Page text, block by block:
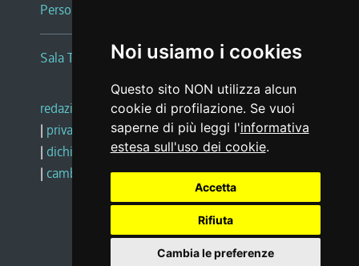
Noi usiamo i cookies
Questo sito NON utilizza alcun
cookie di profilazione. Se vuoi
saperne di più leggi l'informativa
estesa sull'uso dei cookie.
Accetta
Rifiuta
Cambia le preferenze
Persone e Uffici
Sala Tiziano Tessitori
redazione web |note legali |glossario
| privacy
social media policy
| dichiarazione di accessibilità |feedback
| cambio preferenze cookie
Realizzato da